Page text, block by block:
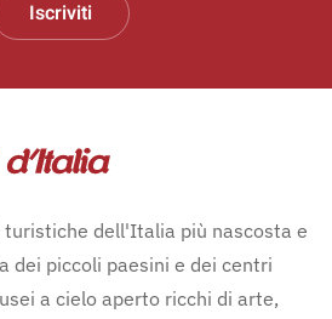
Iscriviti
dell'Italia più nascosta e
dei piccoli paesini e dei centri
a cielo aperto ricchi di arte,